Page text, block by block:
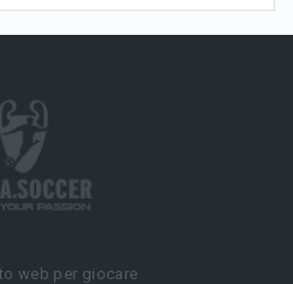
web per giocare